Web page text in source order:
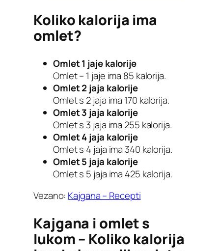
Koliko kalorija ima
omlet?
Omlet 1 jaje kalorije
Omlet – 1 jaje ima 85 kalorija.
Omlet 2 jaja kalorije
Omlet s 2 jaja ima 170 kalorija.
Omlet 3 jaja kalorije
Omlet s 3 jaja ima 255 kalorija.
Omlet 4 jaja kalorije
Omlet s 4 jaja ima 340 kalorija.
Omlet 5 jaja kalorije
Omlet s 5 jaja ima 425 kalorija.
Vezano: Kajgana – Recepti
Kajgana i omlet s
lukom – Koliko kalorija